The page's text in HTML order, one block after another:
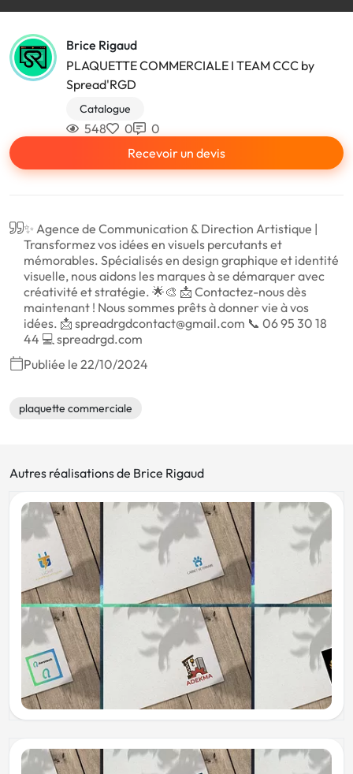
Brice Rigaud
PLAQUETTE COMMERCIALE I TEAM CCC by
Spread'RGD
Catalogue
548 0
0
Recevoir un devis
✨ Agence de Communication & Direction Artistique |
Transformez vos idées en visuels percutants et
mémorables. Spécialisés en design graphique et identité
visuelle, nous aidons les marques à se démarquer avec
créativité et stratégie. 🌟🎨 📩 Contactez-nous dès
maintenant ! Nous sommes prêts à donner vie à vos
idées. 📩 spreadrgdcontact@gmail.com 📞 06 95 30 18
44 💻 spreadrgd.com
Publiée le 22/10/2024
plaquette commerciale
Autres réalisations de Brice Rigaud